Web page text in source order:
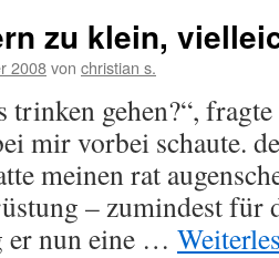
zu klein,
2008von christian s.
trinken gehen?“,
mir vorbei schaute.
meinen rat
– zumindest für
er nun eine …